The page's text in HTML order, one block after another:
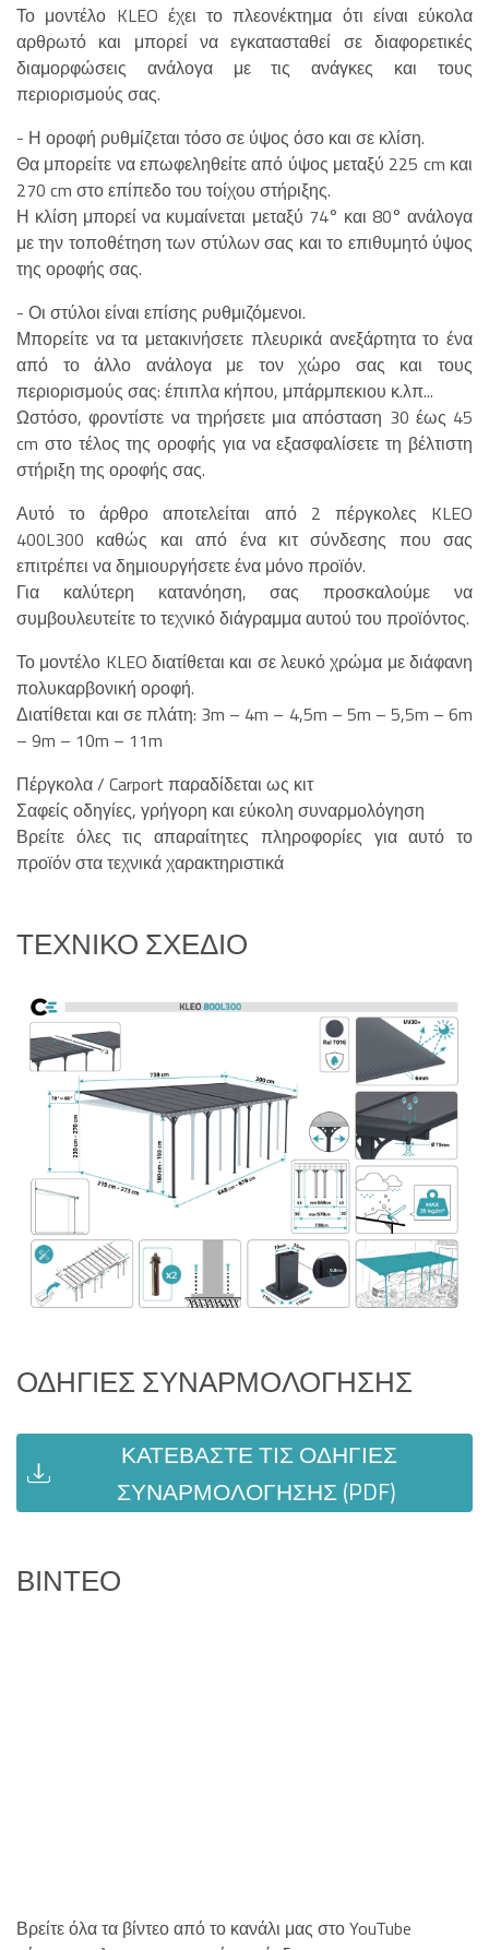
Το μοντέλο KLEO έχει το πλεονέκτημα ότι είναι εύκολα
αρθρωτό και μπορεί να εγκατασταθεί σε διαφορετικές
διαμορφώσεις ανάλογα με τις ανάγκες και τους
περιορισμούς σας.
- Η οροφή ρυθμίζεται τόσο σε ύψος όσο και σε κλίση.
Θα μπορείτε να επωφεληθείτε από ύψος μεταξύ 225 cm και
270 cm στο επίπεδο του τοίχου στήριξης.
Η κλίση μπορεί να κυμαίνεται μεταξύ 74° και 80° ανάλογα
με την τοποθέτηση των στύλων σας και το επιθυμητό ύψος
της οροφής σας.
- Οι στύλοι είναι επίσης ρυθμιζόμενοι.
Μπορείτε να τα μετακινήσετε πλευρικά ανεξάρτητα το ένα
από το άλλο ανάλογα με τον χώρο σας και τους
περιορισμούς σας: έπιπλα κήπου, μπάρμπεκιου κ.λπ...
Ωστόσο, φροντίστε να τηρήσετε μια απόσταση 30 έως 45
cm στο τέλος της οροφής για να εξασφαλίσετε τη βέλτιστη
στήριξη της οροφής σας.
Αυτό το άρθρο αποτελείται από 2 πέργκολες KLEO
400L300 καθώς και από ένα κιτ σύνδεσης που σας
επιτρέπει να δημιουργήσετε ένα μόνο προϊόν.
Για καλύτερη κατανόηση, σας προσκαλούμε να
συμβουλευτείτε το τεχνικό διάγραμμα αυτού του προϊόντος.
Το μοντέλο KLEO διατίθεται και σε λευκό χρώμα με διάφανη
πολυκαρβονική οροφή.
Διατίθεται και σε πλάτη: 3m – 4m – 4,5m – 5m – 5,5m – 6m
– 9m – 10m – 11m
Πέργκολα / Carport παραδίδεται ως κιτ
Σαφείς οδηγίες, γρήγορη και εύκολη συναρμολόγηση
Βρείτε όλες τις απαραίτητες πληροφορίες για αυτό το
προϊόν στα τεχνικά χαρακτηριστικά
ΤΕΧΝΙΚΌ ΣΧΈΔΙΟ
ΟΔΗΓΊΕΣ ΣΥΝΑΡΜΟΛΌΓΗΣΗΣ
ΚΑΤΕΒΆΣΤΕ ΤΙΣ ΟΔΗΓΊΕΣ
ΣΥΝΑΡΜΟΛΌΓΗΣΗΣ (PDF)
ΒΊΝΤΕΟ
Βρείτε όλα τα βίντεο από το κανάλι μας στο YouTube